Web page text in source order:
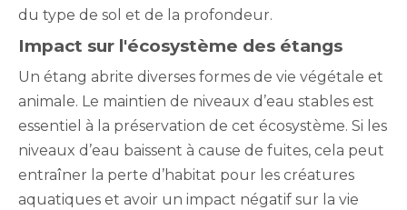
du type de sol et de la profondeur.
Impact sur l'écosystème des étangs
Un étang abrite diverses formes de vie végétale et
animale. Le maintien de niveaux d’eau stables est
essentiel à la préservation de cet écosystème. Si les
niveaux d’eau baissent à cause de fuites, cela peut
entraîner la perte d’habitat pour les créatures
aquatiques et avoir un impact négatif sur la vie